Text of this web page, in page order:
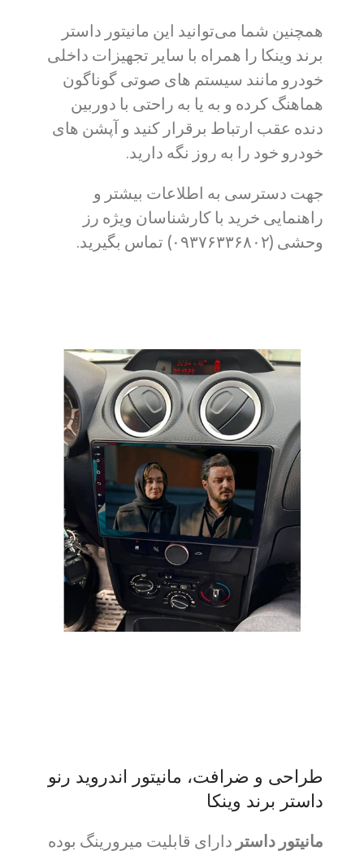
همچنین شما می‌توانید این مانیتور داستر
برند وینکا را همراه با سایر تجهیزات داخلی
خودرو مانند سیستم های صوتی گوناگون
هماهنگ کرده و به یا به راحتی با دوربین
دنده عقب ارتباط برقرار کنید و آپشن های
خودرو خود را به روز نگه دارید.
جهت دسترسی به اطلاعات بیشتر و
راهنمایی خرید با کارشناسان ویژه رز
وحشی (۰۹۳۷۶۳۳۶۸۰۲) تماس بگیرید.
طراحی و ضرافت، مانیتور اندروید رنو
داستر برند وینکا
مانیتور داستر دارای قابلیت میرورینگ بوده